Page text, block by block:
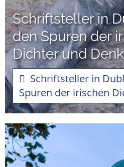
Schriftsteller in
den Spuren der
Dichter und
Schriftsteller in
Spuren der irischen